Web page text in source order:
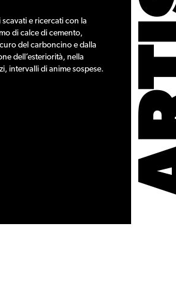
e ricercati con la
di calce di cemento,
del carboncino e dalla
dell’esteriorità, nella
intervalli di anime sospese.